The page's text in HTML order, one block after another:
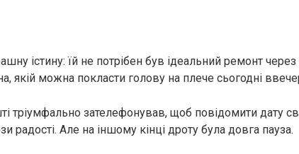
істину: їй не потрібен був ідеальний ремонт
якій можна покласти голову на плече сьогодні
тріумфально зателефонував, щоб повідомити дату
радості. Але на іншому кінці дроту була довга пауза.